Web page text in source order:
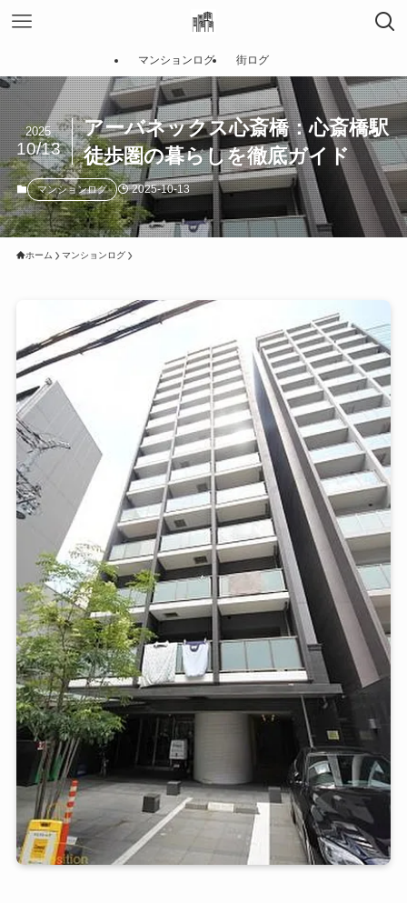
マンションログ 街ログ
アーバネックス心斎橋：心斎橋駅
徒歩圏の暮らしを徹底ガイド
2025
10/13
マンションログ 2025-10-13
ホーム マンションログ